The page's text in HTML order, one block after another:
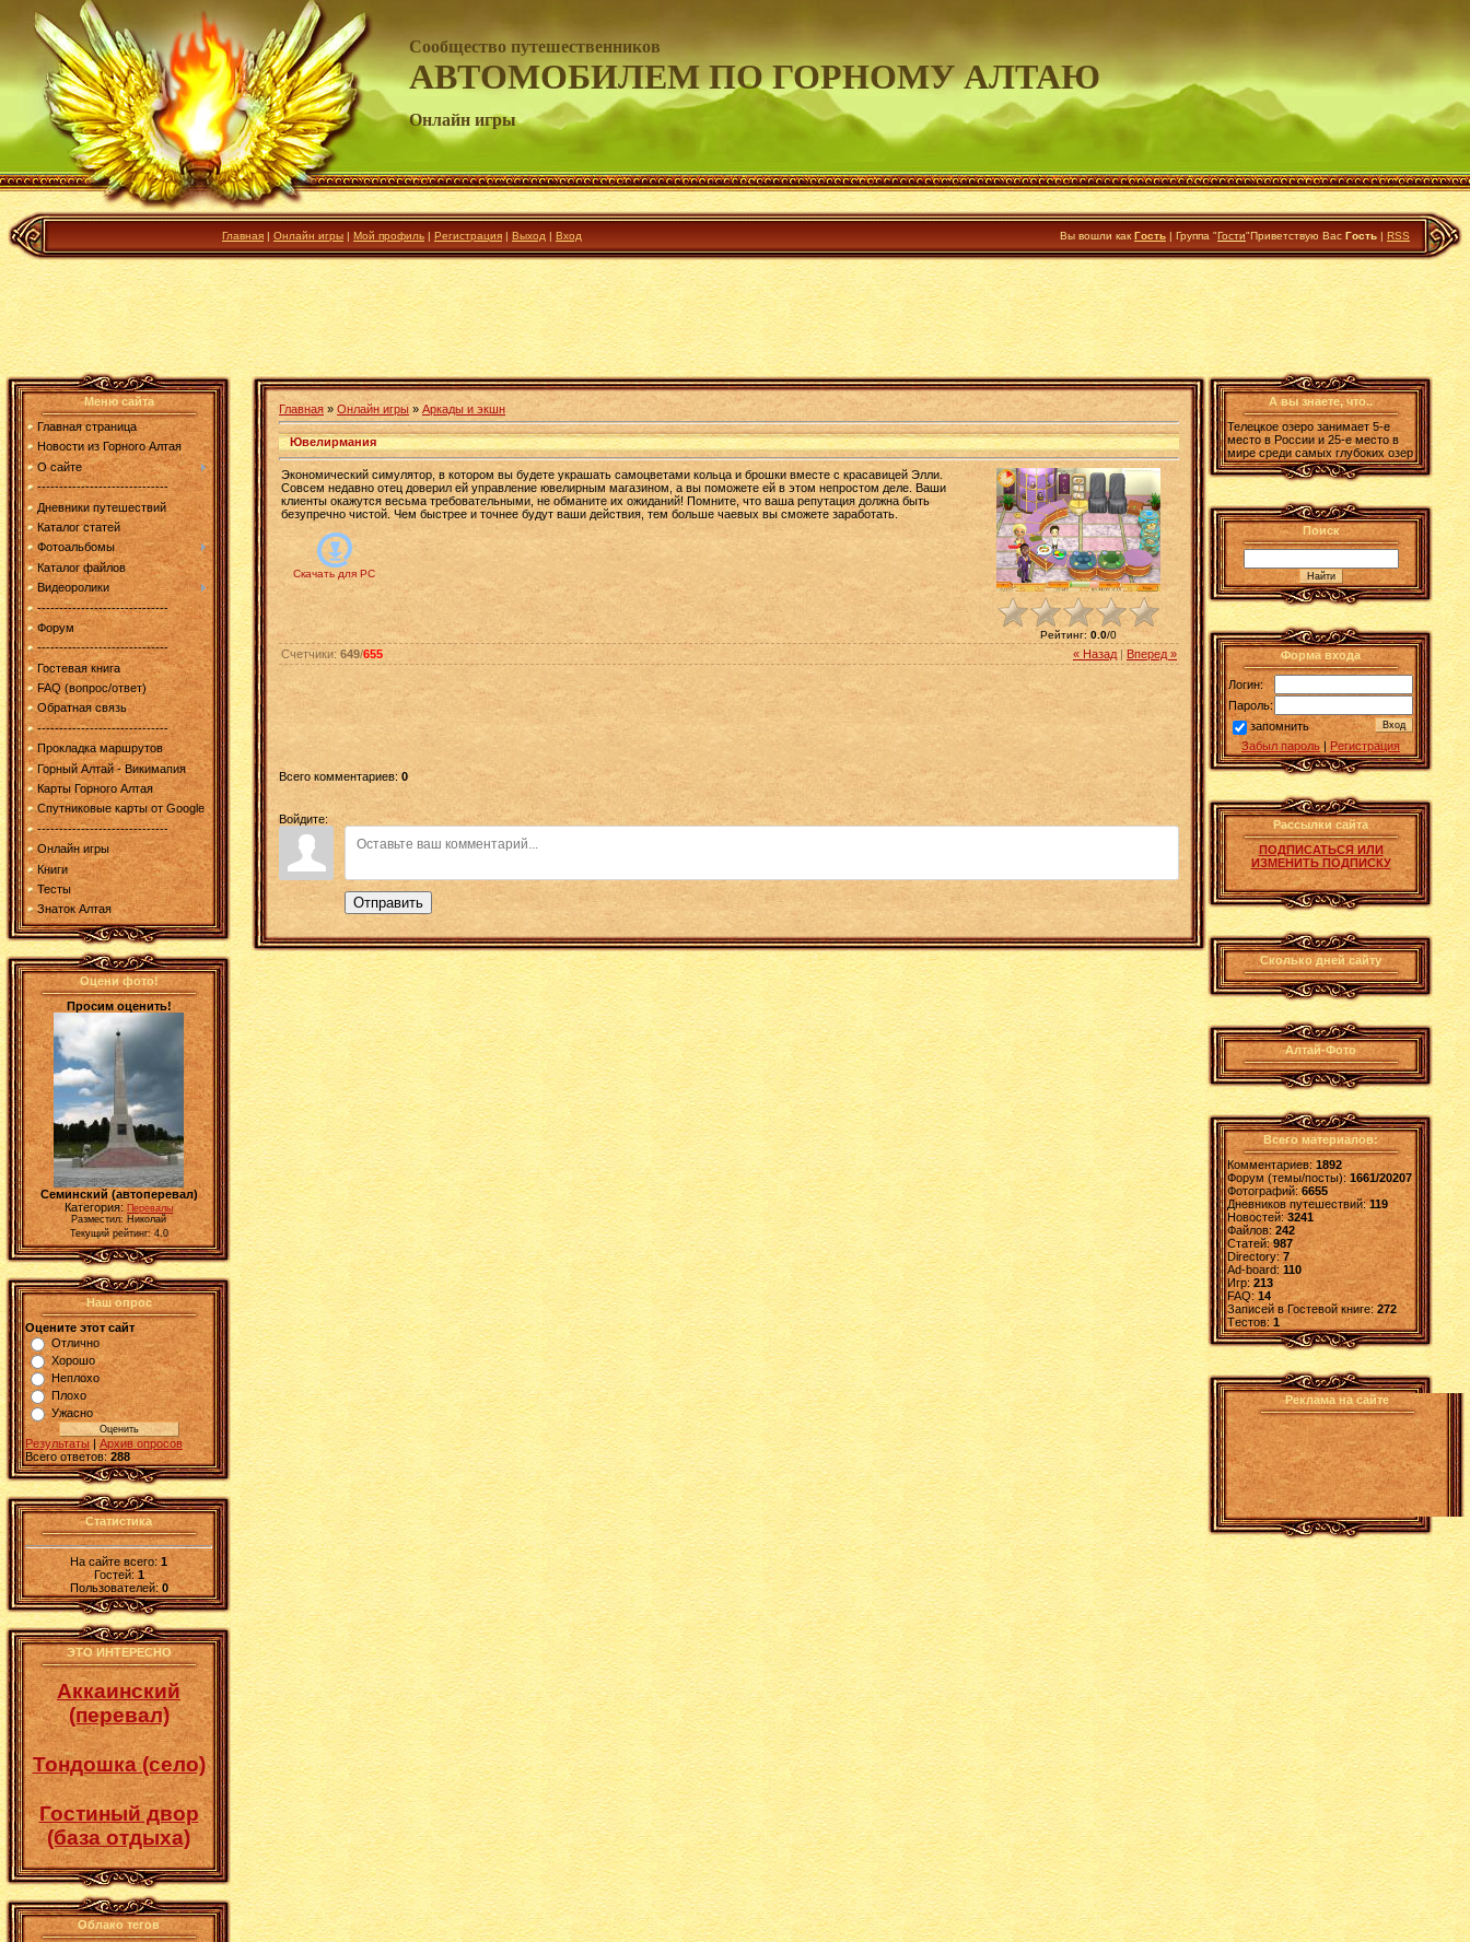
Сообщество путешественников
АВТОМОБИЛЕМ ПО ГОРНОМУ АЛТАЮ
Онлайн игры
Главная | Онлайн игры | Мой профиль | Регистрация | Выход | Вход Вы вошли как Гость | Группа "Гости"Приветствую Вас Гость | RSS
Меню сайта
Главная страница
Новости из Горного Алтая
О сайте
------------------------------
Дневники путешествий
Каталог статей
Фотоальбомы
Каталог файлов
Видеоролики
------------------------------
Форум
------------------------------
Гостевая книга
FAQ (вопрос/ответ)
Обратная связь
------------------------------
Прокладка маршрутов
Горный Алтай - Викимапия
Карты Горного Алтая
Спутниковые карты от Google
------------------------------
Онлайн игры
Книги
Тесты
Знаток Алтая
Оцени фото!
Просим оценить!
Семинский (автоперевал)
Категория: Перевалы
Разместил: Николай
Текущий рейтинг: 4.0
Наш опрос
Оцените этот сайт
Отлично
Хорошо
Неплохо
Плохо
Ужасно
Результаты | Архив опросов
Всего ответов: 288
Статистика
На сайте всего:1
Гостей:1
Пользователей: 0
ЭТО ИНТЕРЕСНО
Аккаинский
(перевал)
Тондошка (село)
Гостиный двор
(база отдыха)
Облако тегов
Главная » Онлайн игры » Аркады и экшн
Ювелирмания
Экономический симулятор, в котором вы будете украшать самоцветами кольца и брошки вместе с красавицей Элли.
Совсем недавно отец доверил ей управление ювелирным магазином, а вы поможете ей в этом непростом деле. Ваши
клиенты окажутся весьма требовательными, не обманите их ожиданий! Помните, что ваша репутация должна быть
безупречно чистой. Чем быстрее и точнее будут ваши действия, тем больше чаевых вы сможете заработать.
Скачать для PC
Рейтинг: 0.0/0
« Назад Вперед »
Счетчики: 649/655
Всего комментариев: 0
Войдите:
Отправить
А вы знаете, что..
Телецкое озеро занимает 5-е
место в России и 25-е место в
мире среди самых глубоких озер
Поиск
Форма входа
Логин:
Пароль:
запомнить
Забыл пароль | Регистрация
Рассылки сайта
ПОДПИСАТЬСЯ ИЛИ
ИЗМЕНИТЬ ПОДПИСКУ
Сколько дней сайту
Алтай-Фото
Всего материалов:
Комментариев: 1892
Форум (темы/посты):1661/20207
Фотографий:6655
Дневников путешествий:119
Новостей:3241
Файлов: 242
Статей:987
Directory: 7
Ad-board:110
Игр: 213
FAQ:14
Записей в Гостевой книге:272
Tестов: 1
Реклама на сайте